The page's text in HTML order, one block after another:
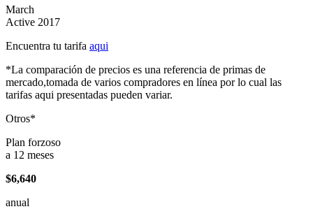
March
Active 2017
Encuentra tu tarifa aqui
*La comparación de precios es una referencia de primas de
mercado,tomada de varios compradores en línea por lo cual las
tarifas aqui presentadas pueden variar.
Otros*
Plan forzoso
a 12 meses
$6,640
anual